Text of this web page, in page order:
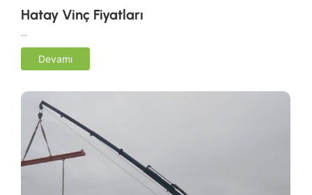
Hatay Vinç Fiyatları
…
Devamı